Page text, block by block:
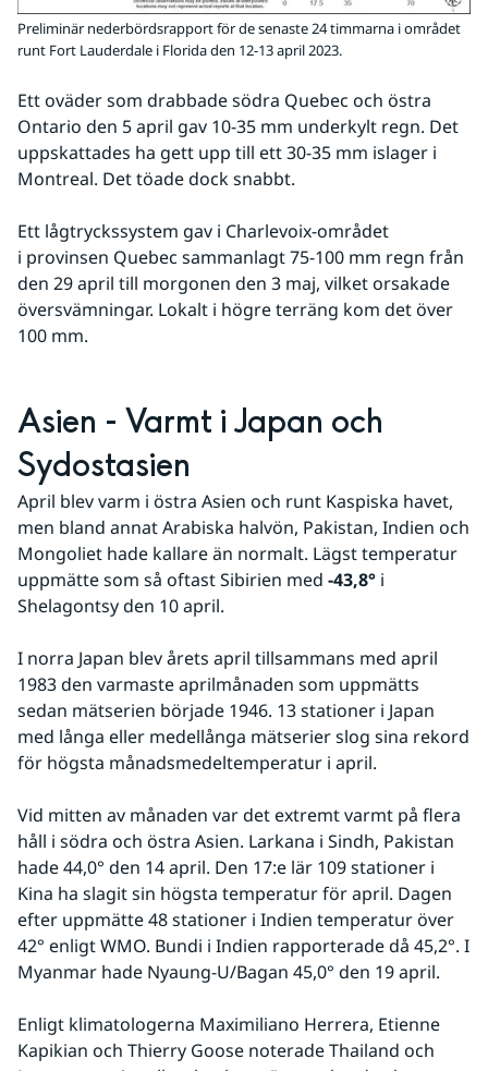
Preliminär nederbördsrapport för de senaste 24 timmarna i området
runt Fort Lauderdale i Florida den 12-13 april 2023.
Ett oväder som drabbade södra Quebec och östra
Ontario den 5 april gav 10-35 mm underkylt regn. Det
uppskattades ha gett upp till ett 30-35 mm islager i
Montreal. Det töade dock snabbt.
Ett lågtryckssystem gav i Charlevoix-området
i provinsen Quebec sammanlagt 75-100 mm regn från
den 29 april till morgonen den 3 maj, vilket orsakade
översvämningar. Lokalt i högre terräng kom det över
100 mm.
Asien - Varmt i Japan och
Sydostasien
April blev varm i östra Asien och runt Kaspiska havet,
men bland annat Arabiska halvön, Pakistan, Indien och
Mongoliet hade kallare än normalt. Lägst temperatur
uppmätte som så oftast Sibirien med -43,8° i
Shelagontsy den 10 april.
I norra Japan blev årets april tillsammans med april
1983 den varmaste aprilmånaden som uppmätts
sedan mätserien började 1946. 13 stationer i Japan
med långa eller medellånga mätserier slog sina rekord
för högsta månadsmedeltemperatur i april.
Vid mitten av månaden var det extremt varmt på flera
håll i södra och östra Asien. Larkana i Sindh, Pakistan
hade 44,0° den 14 april. Den 17:e lär 109 stationer i
Kina ha slagit sin högsta temperatur för april. Dagen
efter uppmätte 48 stationer i Indien temperatur över
42° enligt WMO. Bundi i Indien rapporterade då 45,2°. I
Myanmar hade Nyaung-U/Bagan 45,0° den 19 april.
Enligt klimatologerna Maximiliano Herrera, Etienne
Kapikian och Thierry Goose noterade Thailand och